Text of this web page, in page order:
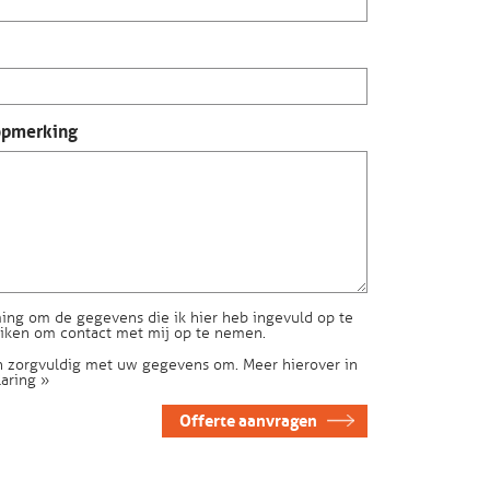
om de gegevens die ik hier heb ingevuld op te
om contact met mij op te nemen.
zorgvuldig met uw gegevens om. Meer hierover in
»
Offerte aanvragen